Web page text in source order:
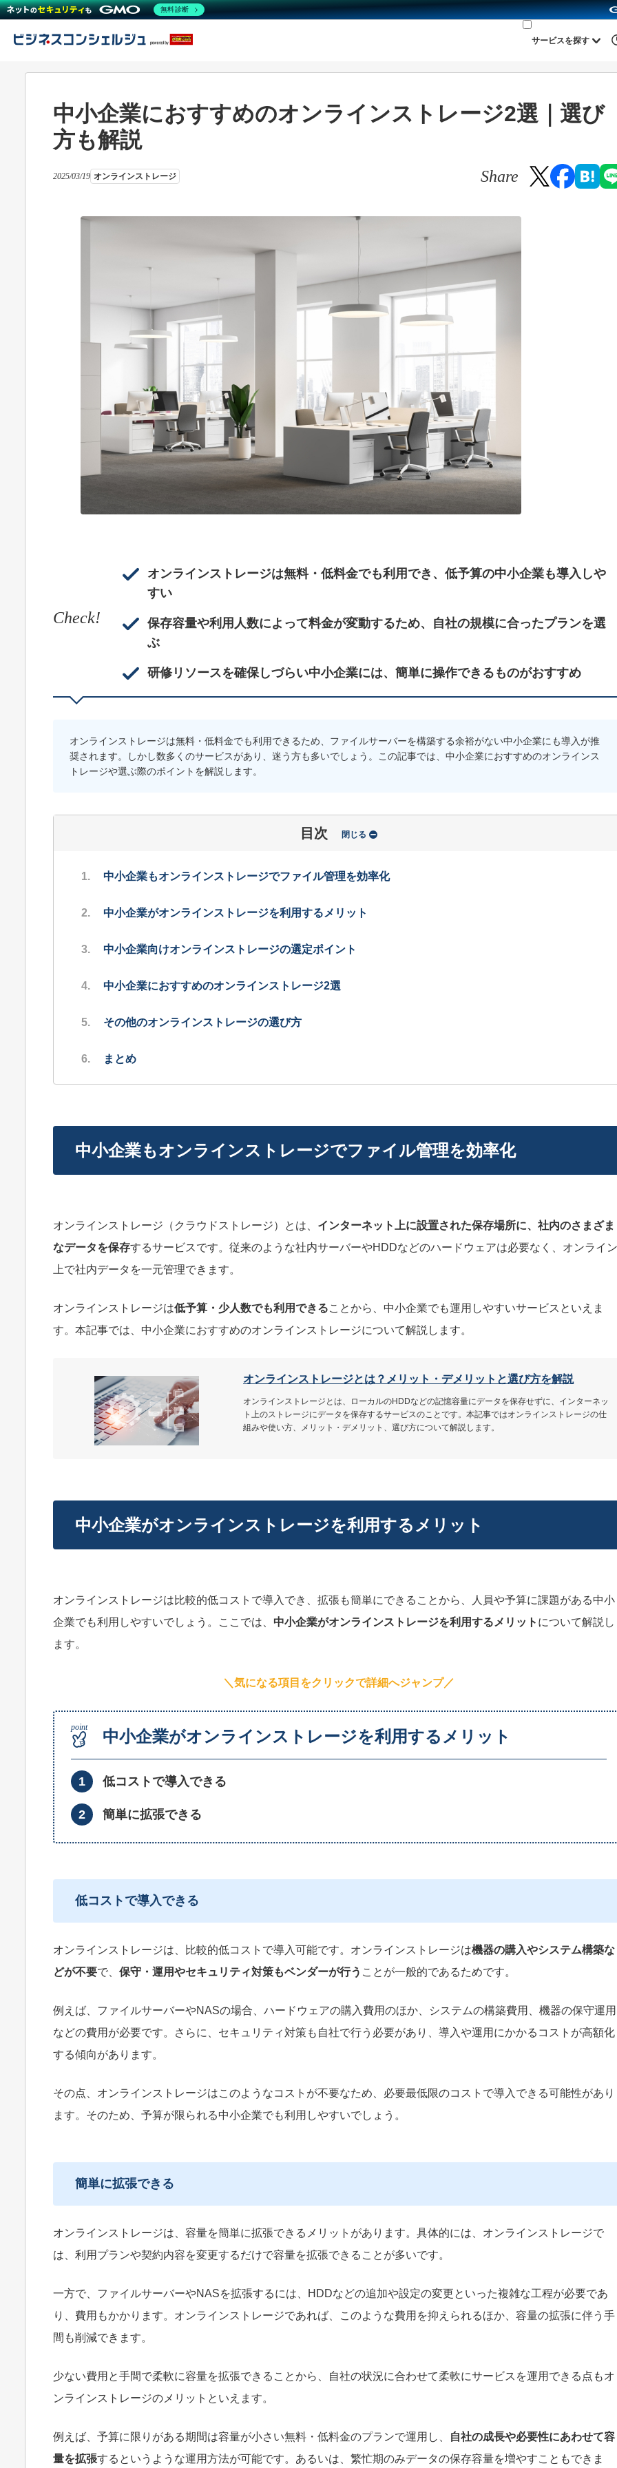
サービスを探す
中小企業におすすめのオンラインストレージ2選｜選び
方も解説
2025/03/19 オンラインストレージ Share
Check!
オンラインストレージは無料・低料金でも利用でき、低予算の中小企業も導入しや
すい
保存容量や利用人数によって料金が変動するため、自社の規模に合ったプランを選
ぶ
研修リソースを確保しづらい中小企業には、簡単に操作できるものがおすすめ
オンラインストレージは無料・低料金でも利用できるため、ファイルサーバーを構築する余裕がない中小企業にも導入が推
奨されます。しかし数多くのサービスがあり、迷う方も多いでしょう。この記事では、中小企業におすすめのオンラインス
トレージや選ぶ際のポイントを解説します。
目次 閉じる
中小企業もオンラインストレージでファイル管理を効率化
中小企業がオンラインストレージを利用するメリット
中小企業向けオンラインストレージの選定ポイント
中小企業におすすめのオンラインストレージ2選
その他のオンラインストレージの選び方
まとめ
中小企業もオンラインストレージでファイル管理を効率化
オンラインストレージ（クラウドストレージ）とは、 インターネット上に設置された保存場所に、社内のさまざま
なデータを保存するサービスです。従来のような社内サーバーやHDDなどのハードウェアは必要なく、オンライン
上で社内データを一元管理できます。
オンラインストレージは低予算・少人数でも利用できることから、中小企業でも運用しやすいサービスといえま
す。本記事では、中小企業におすすめのオンラインストレージについて解説します。
オンラインストレージとは？メリット・デメリットと選び方を解説
オンラインストレージとは、ローカルのHDDなどの記憶容量にデータを保存せずに、インターネッ
ト上のストレージにデータを保存するサービスのことです。本記事ではオンラインストレージの仕
組みや使い方、メリット・デメリット、選び方について解説します。
中小企業がオンラインストレージを利用するメリット
オンラインストレージは比較的低コストで導入でき、拡張も簡単にできることから、人員や予算に課題がある中小
企業でも利用しやすいでしょう。ここでは、 中小企業がオンラインストレージを利用するメリット について解説し
ます。
＼気になる項目をクリックで詳細へジャンプ／
中小企業がオンラインストレージを利用するメリット
低コストで導入できる
簡単に拡張できる
低コストで導入できる
オンラインストレージは、比較的低コストで導入可能です。オンラインストレージは機器の購入やシステム構築な
どが不要で、 保守・運用やセキュリティ対策もベンダーが行う ことが一般的であるためです。
例えば、ファイルサーバーやNASの場合、ハードウェアの購入費用のほか、システムの構築費用、機器の保守運用
などの費用が必要です。さらに、セキュリティ対策も自社で行う必要があり、導入や運用にかかるコストが高額化
する傾向があります。
その点、オンラインストレージはこのようなコストが不要なため、必要最低限のコストで導入できる可能性があり
ます。そのため、予算が限られる中小企業でも利用しやすいでしょう。
簡単に拡張できる
オンラインストレージは、容量を簡単に拡張できるメリットがあります。具体的には、オンラインストレージで
は、利用プランや契約内容を変更するだけで容量を拡張できることが多いです。
一方で、ファイルサーバーやNASを拡張するには、HDDなどの追加や設定の変更といった複雑な工程が必要であ
り、費用もかかります。オンラインストレージであれば、このような費用を抑えられるほか、容量の拡張に伴う手
間も削減できます。
少ない費用と手間で柔軟に容量を拡張できることから、自社の状況に合わせて柔軟にサービスを運用できる点もオ
ンラインストレージのメリットといえます。
例えば、予算に限りがある期間は容量が小さい無料・低料金のプランで運用し、
自社の成長や必要性にあわせて容
量を拡張するというような運用方法が可能です。あるいは、繁忙期のみデータの保存容量を増やすこともできま
無料診断